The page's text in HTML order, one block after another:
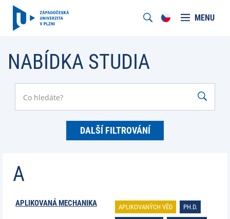
MENU
NABÍDKA STUDIA
DALŠÍ FILTROVÁNÍ
A
APLIKOVANÁ MECHANIKA APLIKOVANÝCH VĚD PH.D.